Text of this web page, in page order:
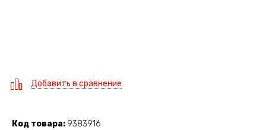
Добавить в сравнение
Код товара 9383916